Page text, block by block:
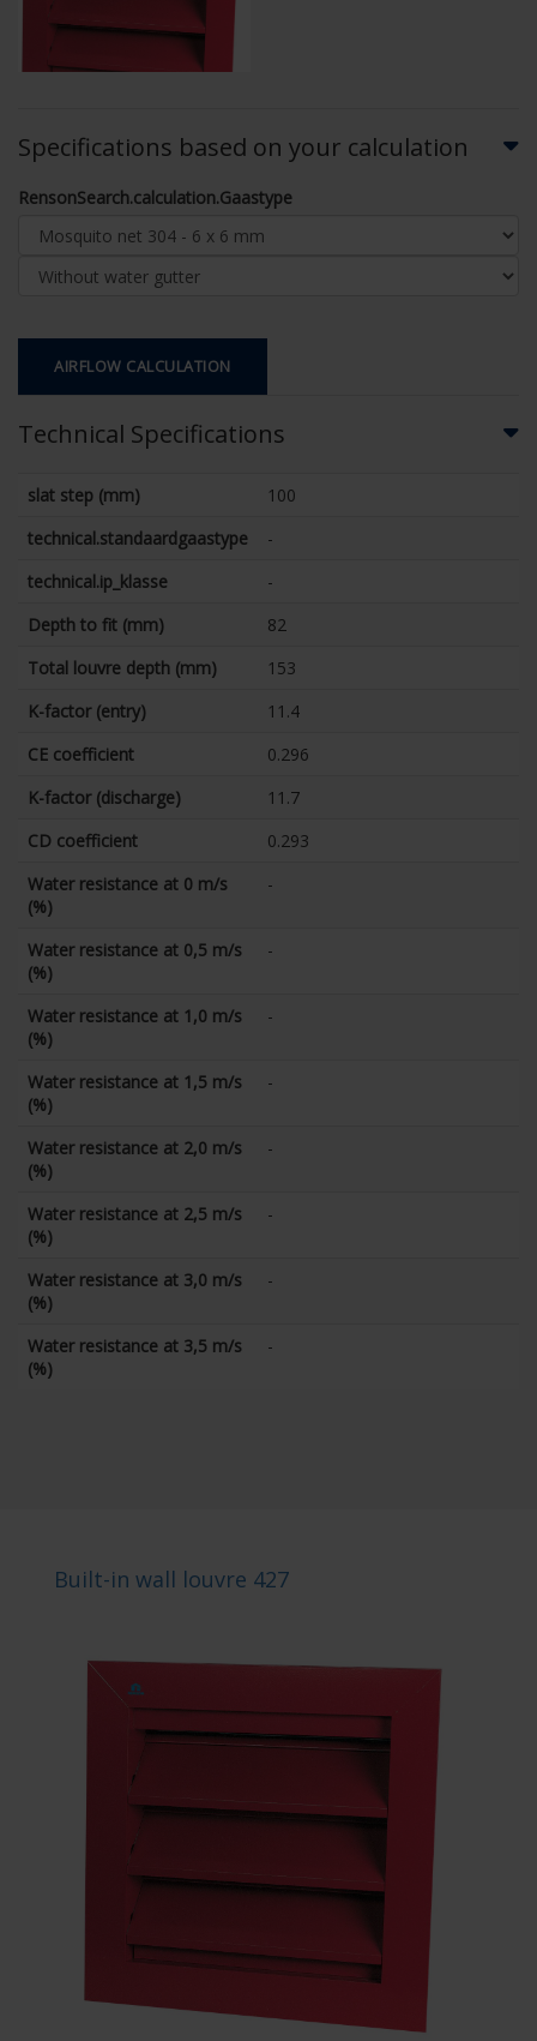
Specifications based on your calculation
RensonSearch.calculation.Gaastype
AIRFLOW CALCULATION
Technical Specifications
slat step (mm)
100
technical.standaardgaastype
-
technical.ip_klasse
-
Depth to fit (mm)
82
Total louvre depth (mm)
153
K-factor (entry)
11.4
CE coefficient
0.296
K-factor (discharge)
11.7
CD coefficient
0.293
Water resistance at 0 m/s
(%)
-
Water resistance at 0,5 m/s
(%)
-
Water resistance at 1,0 m/s
(%)
-
Water resistance at 1,5 m/s
(%)
-
Water resistance at 2,0 m/s
(%)
-
Water resistance at 2,5 m/s
(%)
-
Water resistance at 3,0 m/s
(%)
-
Water resistance at 3,5 m/s
(%)
-
Built-in wall louvre 427